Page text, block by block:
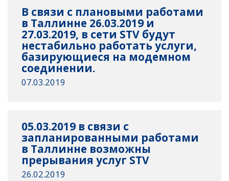
В связи с плановыми работами
в Таллинне 26.03.2019 и
27.03.2019, в сети STV будут
нестабильно работать услуги,
базирующиеся на модемном
соединении.
07.03.2019
05.03.2019 в связи с
запланированными работами
в Таллинне возможны
прерывания услуг STV
26.02.2019